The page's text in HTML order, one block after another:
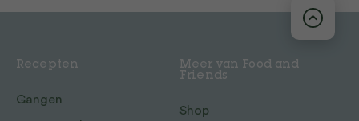
Recepten
Gangen
Meer van Food and
Friends
Shop